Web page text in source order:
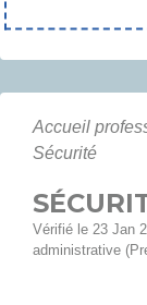
Accueil
Sécurité
Vérifié le 23 Jan
administrative